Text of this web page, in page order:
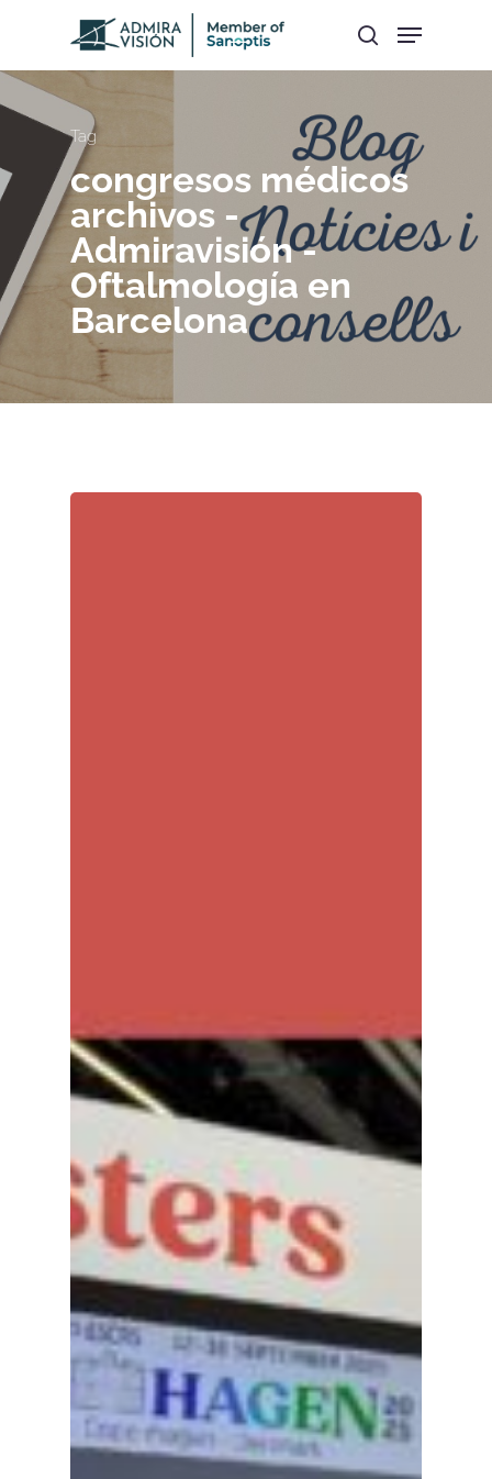
Hit enter to search or ESC to close
Tag
congresos médicos
archivos -
Admiravisión -
Oftalmología en
Barcelona